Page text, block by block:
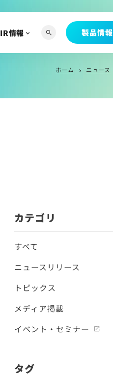
IR情報 search 製品情報
ホーム chevron_right ニュース
カテゴリ
すべて
ニュースリリース
トピックス
メディア掲載
イベント・セミナー
タグ